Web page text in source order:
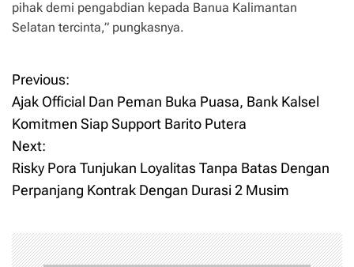
pihak demi pengabdian kepada Banua Kalimantan
Selatan tercinta,” pungkasnya.
P
o
s
t
a
Previous:
Ajak Official Dan Peman Buka Puasa, Bank Kalsel
Komitmen Siap Support Barito Putera
Next:
Risky Pora Tunjukan Loyalitas Tanpa Batas Dengan
Perpanjang Kontrak Dengan Durasi 2 Musim